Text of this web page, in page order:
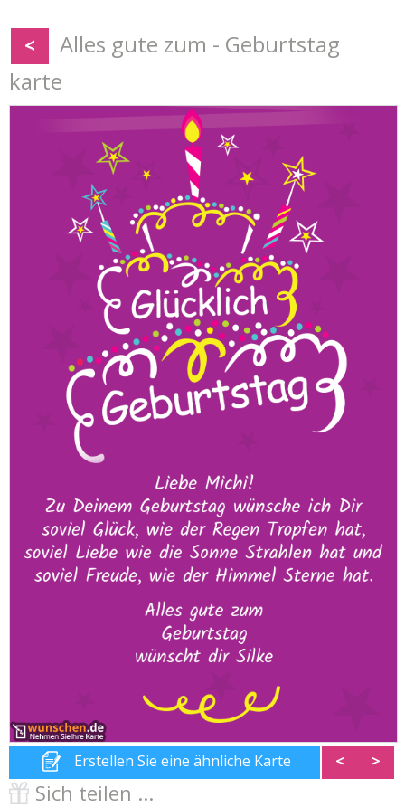
<
Alles gute zum - Geburtstag
karte
Erstellen Sie eine ähnliche Karte < >
Sich teilen ...